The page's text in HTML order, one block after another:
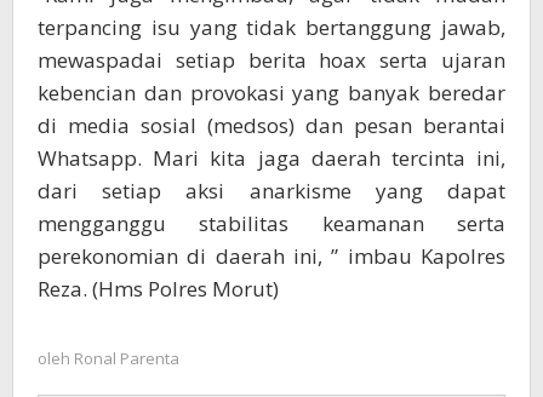
terpancing isu yang tidak bertanggung jawab,
mewaspadai setiap berita hoax serta ujaran
kebencian dan provokasi yang banyak beredar
di media sosial (medsos) dan pesan berantai
Whatsapp. Mari kita jaga daerah tercinta ini,
dari setiap aksi anarkisme yang dapat
mengganggu stabilitas keamanan serta
perekonomian di daerah ini, ” imbau Kapolres
Reza. (Hms Polres Morut)
oleh Ronal Parenta